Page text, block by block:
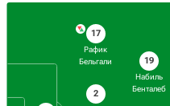
17
Рафик
Бельгали
2
19
Набиль
Бенталеб